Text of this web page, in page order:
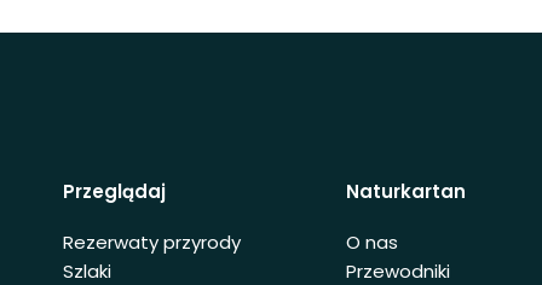
Przeglądaj
Rezerwaty przyrody
Szlaki
Naturkartan
O nas
Przewodniki